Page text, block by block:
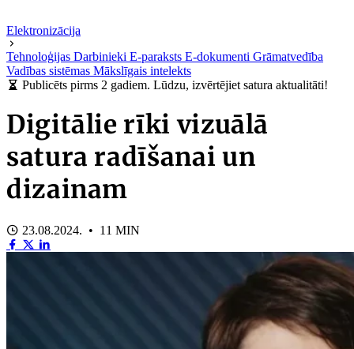
Elektronizācija
Tehnoloģijas Darbinieki E-paraksts E-dokumenti Grāmatvedība
Vadības sistēmas Mākslīgais intelekts
Publicēts pirms 2 gadiem. Lūdzu, izvērtējiet satura aktualitāti!
Digitālie rīki vizuālā
satura radīšanai un
dizainam
23.08.2024. • 11 MIN